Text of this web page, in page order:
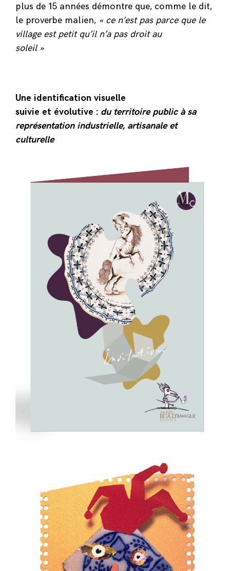
plus de 15 années démontre que, comme le dit,
le proverbe malien, « ce n’est pas parce que le
village est petit qu’il n’a pas droit au
soleil »
Une identification visuelle
suivie et évolutive : du territoire public à sa
représentation industrielle, artisanale et
culturelle